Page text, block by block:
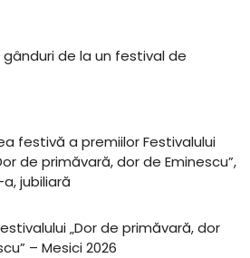
gânduri de la un festival de
festivă a premiilor Festivalului
de primăvară, dor de Eminescu”,
jubiliară
„Dor de primăvară, dor
– Mesici 2026